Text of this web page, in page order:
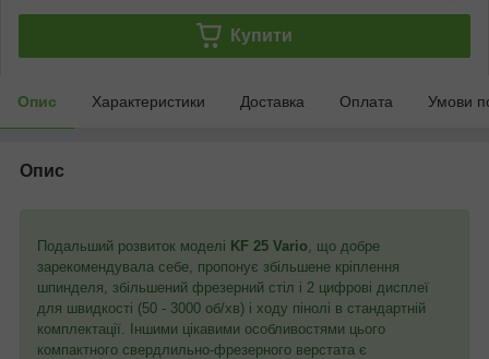
Купити
Опис Характеристики Доставка Оплата Умови
Опис
Подальший розвиток моделі KF 25 Vario , що добре
зарекомендувала себе, пропонує збільшене кріплення
шпинделя, збільшений фрезерний стіл і 2 цифрові дисплеї
для швидкості (50 - 3000 об/хв) і ходу пінолі в стандартній
комплектації. Іншими цікавими особливостями цього
компактного свердлильно-фрезерного верстата є